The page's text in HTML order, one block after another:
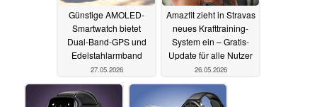
Günstige AMOLED-
Smartwatch bietet
Dual-Band-GPS und
Edelstahlarmband
27.05.2026
Amazfit zieht in Stravas
neues Krafttraining-
System ein – Gratis-
Update für alle Nutzer
26.05.2026